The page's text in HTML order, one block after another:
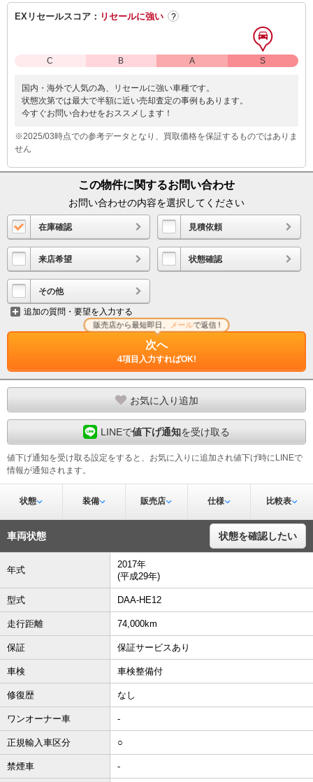
EXリセールスコア： リセールに強い ?
C B A S
国内・海外で人気の為、リセールに強い車種です。
状態次第では最大で半額に近い売却査定の事例もあります。
今すぐお問い合わせをおススメします！
※2025/03時点での参考データとなり、買取価格を保証するものではありま
せん
この物件に関するお問い合わせ
お問い合わせの内容を選択してください
在庫確認 見積依頼
来店希望 状態確認
その他
追加の質問・要望を入力する
次へ
4項目入力すればOK!
販売店から最短即日、 メールで返信 !
お気に入り追加
LINEで値下げ通知を受け取る
値下げ通知を受け取る設定をすると、お気に入りに追加され値下げ時にLINEで
情報が通知されます。
状態 装備 販売店 仕様 比較表
車両状態 状態を確認したい
年式
2017年
(平成29年)
型式 DAA-HE12
走行距離 74,000km
保証 保証サービスあり
車検 車検整備付
修復歴 なし
ワンオーナー車 -
正規輸入車区分 ○
禁煙車 -